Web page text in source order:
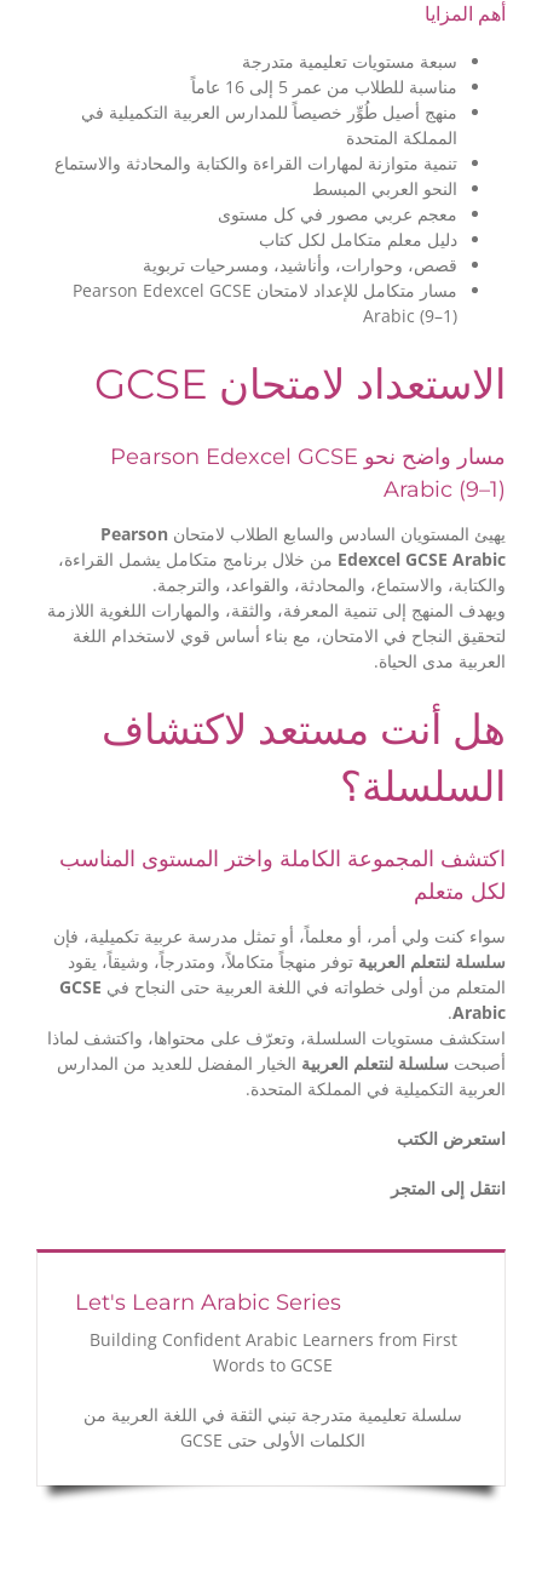
أهم المزايا
سبعة مستويات تعليمية متدرجة
مناسبة للطلاب من عمر 5 إلى 16 عاماً
منهج أصيل طُوِّر خصيصاً للمدارس العربية التكميلية في
المملكة المتحدة
تنمية متوازنة لمهارات القراءة والكتابة والمحادثة والاستماع
النحو العربي المبسط
معجم عربي مصور في كل مستوى
دليل معلم متكامل لكل كتاب
قصص، وحوارات، وأناشيد، ومسرحيات تربوية
مسار متكامل للإعداد لامتحان Pearson Edexcel GCSE
Arabic (9–1)
الاستعداد لامتحان GCSE
مسار واضح نحو Pearson Edexcel GCSE
Arabic (9–1)
يهيئ المستويان السادس والسابع الطلاب لامتحان Pearson
Edexcel GCSE Arabic من خلال برنامج متكامل يشمل القراءة،
والكتابة، والاستماع، والمحادثة، والقواعد، والترجمة.
ويهدف المنهج إلى تنمية المعرفة، والثقة، والمهارات اللغوية اللازمة
لتحقيق النجاح في الامتحان، مع بناء أساس قوي لاستخدام اللغة
العربية مدى الحياة.
هل أنت مستعد لاكتشاف
السلسلة؟
اكتشف المجموعة الكاملة واختر المستوى المناسب
لكل متعلم
سواء كنت ولي أمر، أو معلماً، أو تمثل مدرسة عربية تكميلية، فإن
سلسلة لنتعلم العربية توفر منهجاً متكاملاً، ومتدرجاً، وشيقاً، يقود
المتعلم من أولى خطواته في اللغة العربية حتى النجاح في GCSE
Arabic
.
استكشف مستويات السلسلة، وتعرّف على محتواها، واكتشف لماذا
أصبحت سلسلة لنتعلم العربية الخيار المفضل للعديد من المدارس
العربية التكميلية في المملكة المتحدة.
استعرض الكتب
انتقل إلى المتجر
Let's Learn Arabic Series
Building Confident Arabic Learners from First
Words to GCSE
سلسلة تعليمية متدرجة تبني الثقة في اللغة العربية من
الكلمات الأولى حتى GCSE